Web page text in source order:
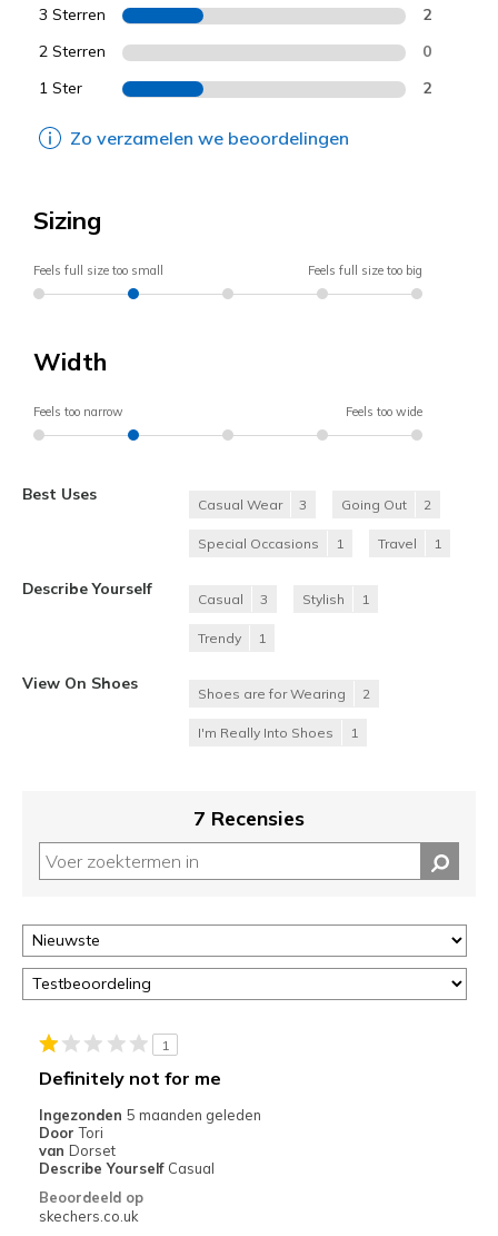
3 Sterren 2
2 Sterren 0
1 Ster 2
Zo verzamelen we beoordelingen
Sizing
Feels full size too small Feels full size too big
Width
Feels too narrow Feels too wide
Best Uses
Casual Wear 3 Going Out 2
Special Occasions 1 Travel 1
Describe Yourself
Casual 3 Stylish 1
Trendy 1
View On Shoes
Shoes are for Wearing 2
I'm Really Into Shoes 1
7 Recensies
1
Definitely not for me
Ingezonden 5 maanden geleden
Door Tori
van Dorset
Describe Yourself Casual
Beoordeeld op
skechers.co.uk